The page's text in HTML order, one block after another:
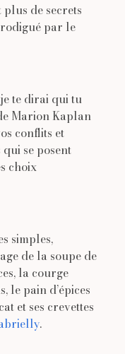
de secrets
par le
te dirai qui tu
Marion Kaplan
conflits et
se posent
choix
simples,
de la soupe de
la courge
le pain d’épices
et ses crevettes
.